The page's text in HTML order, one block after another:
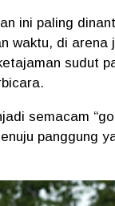
ini paling
waktu, di
sudut
semacam
panggung